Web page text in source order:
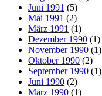
Juni 1991 (5)
Mai 1991 (2)
März 1991 (1)
Dezember 1990 (1)
November 1990 (1)
Oktober 1990 (2)
September 1990 (1)
Juni 1990 (2)
März 1990 (1)